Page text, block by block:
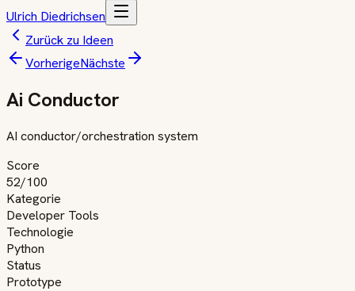
Ulrich Diedrichsen
Zurück zu Ideen
VorherigeNächste
Ai Conductor
AI conductor/orchestration system
Score
52/100
Kategorie
Developer Tools
Technologie
Python
Status
Prototype